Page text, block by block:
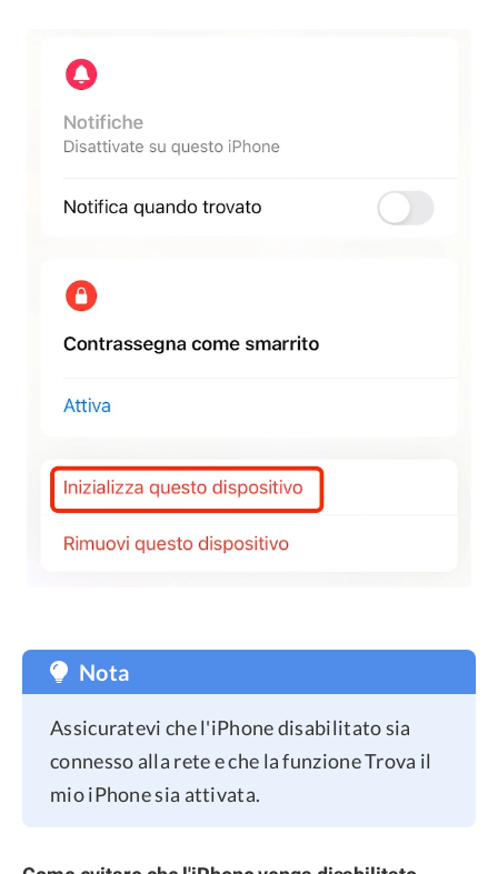
Nota
Assicuratevi che l'iPhone disabilitato sia
connesso alla rete e che la funzione Trova il
mio iPhone sia attivata.